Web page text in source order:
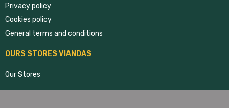
Privacy policy
Cookies policy
General terms and conditions
OURS STORES VIANDAS
Our Stores